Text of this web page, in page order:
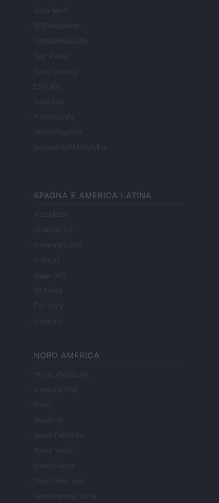
Zona Nerd
B2B Magazine
People Magazine
Day Travel
Tutto Gaming
ESG 365
Food Wiki
FuturoDonna
HomeMagazine
SecondHomeMagazine
SPAGNA E AMERICA LATINA
Actualidad
Finanzas 24
Investindo 365
Think.es
Viajar 365
ES Newz
Pet Story
Encocina
NORD AMERICA
Womanmagazine
Investing Plus
Newz
Newz US
Newz California
Newz Texas
Newz Florida
Newz New York
Newz Pennsylvania